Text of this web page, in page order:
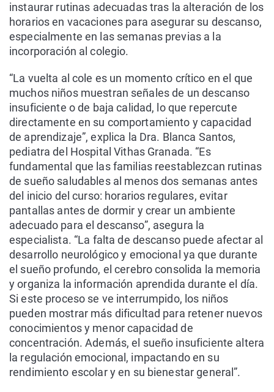
instaurar rutinas adecuadas tras la alteración de los
horarios en vacaciones para asegurar su descanso,
especialmente en las semanas previas a la
incorporación al colegio.
“La vuelta al cole es un momento crítico en el que
muchos niños muestran señales de un descanso
insuficiente o de baja calidad, lo que repercute
directamente en su comportamiento y capacidad
de aprendizaje”, explica la Dra. Blanca Santos,
pediatra del Hospital Vithas Granada. “Es
fundamental que las familias reestablezcan rutinas
de sueño saludables al menos dos semanas antes
del inicio del curso: horarios regulares, evitar
pantallas antes de dormir y crear un ambiente
adecuado para el descanso”, asegura la
especialista. “La falta de descanso puede afectar al
desarrollo neurológico y emocional ya que durante
el sueño profundo, el cerebro consolida la memoria
y organiza la información aprendida durante el día.
Si este proceso se ve interrumpido, los niños
pueden mostrar más dificultad para retener nuevos
conocimientos y menor capacidad de
concentración. Además, el sueño insuficiente altera
la regulación emocional, impactando en su
rendimiento escolar y en su bienestar general”.